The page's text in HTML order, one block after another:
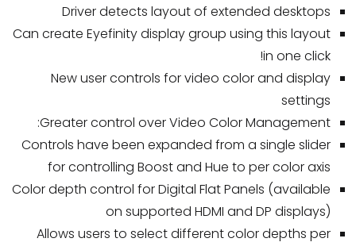
Driver detects layout of extended desktops
Can create Eyefinity display group using this layout
in one click!
New user controls for video color and display
settings
Greater control over Video Color Management:
Controls have been expanded from a single slider
for controlling Boost and Hue to per color axis
Color depth control for Digital Flat Panels (available
on supported HDMI and DP displays)
Allows users to select different color depths per